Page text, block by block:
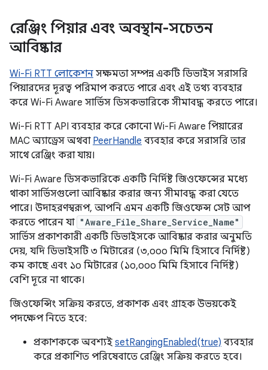
রেঞ্জিং পিয়ার এবং অবস্থান-সচেতন
আবিষ্কার
Wi-Fi RTT লোকেশন সক্ষমতা সম্পন্ন একটি ডিভাইস সরাসরি
পিয়ারদের দূরত্ব পরিমাপ করতে পারে এবং এই তথ্য ব্যবহার
করে Wi-Fi Aware সার্ভিস ডিসকভারিকে সীমাবদ্ধ করতে পারে।
Wi-Fi RTT API ব্যবহার করে কোনো Wi-Fi Aware পিয়ারের
MAC অ্যাড্রেস অথবা PeerHandle ব্যবহার করে সরাসরি তার
সাথে রেঞ্জিং করা যায়।
Wi-Fi Aware ডিসকভারিকে একটি নির্দিষ্ট জিওফেন্সের মধ্যে
থাকা সার্ভিসগুলো আবিষ্কার করার জন্য সীমাবদ্ধ করা যেতে
পারে। উদাহরণস্বরূপ, আপনি এমন একটি জিওফেন্স সেট আপ
করতে পারেন যা "Aware_File_Share_Service_Name"
সার্ভিস প্রকাশকারী একটি ডিভাইসকে আবিষ্কার করার অনুমতি
দেয়, যদি ডিভাইসটি ৩ মিটারের (৩,০০০ মিমি হিসাবে নির্দিষ্ট)
কম কাছে এবং ১০ মিটারের (১০,০০০ মিমি হিসাবে নির্দিষ্ট)
বেশি দূরে না থাকে।
জিওফেন্সিং সক্রিয় করতে, প্রকাশক এবং গ্রাহক উভয়কেই
পদক্ষেপ নিতে হবে:
প্রকাশককে অবশ্যই setRangingEnabled(true) ব্যবহার
করে প্রকাশিত পরিষেবাতে রেঞ্জিং সক্রিয় করতে হবে।